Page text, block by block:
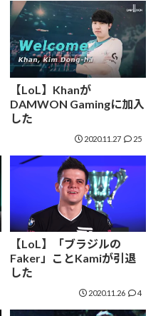
【LoL】Khanが
DAMWON Gamingに加入
した
2020.11.27 25
【LoL】「ブラジルの
Faker」ことKamiが引退
した
2020.11.26 4